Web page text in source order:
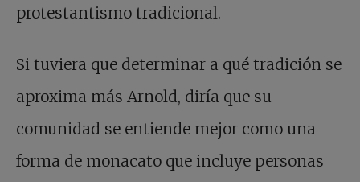
protestantismo tradicional.
Si tuviera que determinar a qué tradición se
aproxima más Arnold, diría que su
comunidad se entiende mejor como una
forma de monacato que incluye personas